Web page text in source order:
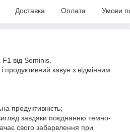
Доставка Оплата Умови
від Seminis.
продуктивний кавун з відмінним
продуктивність;
завдяки поєднанню темно-
свого забарвлення при